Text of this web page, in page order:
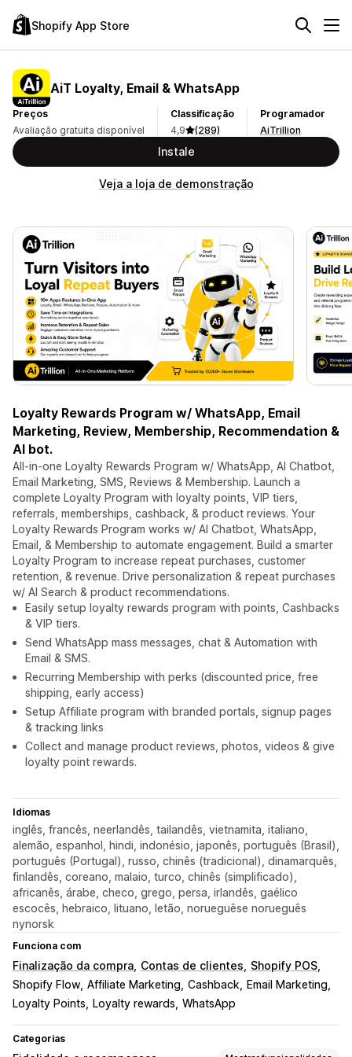
Shopify App Store
AiT Loyalty, Email & WhatsApp
Preços
Avaliação gratuita disponível
Classificação
4,9
(289)
Programador
AiTrillion
Instale
Veja a loja de demonstração
Loyalty Rewards Program w/ WhatsApp, Email
Marketing, Review, Membership, Recommendation &
AI bot.
All-in-one Loyalty Rewards Program w/ WhatsApp, AI Chatbot,
Email Marketing, SMS, Reviews & Membership. Launch a
complete Loyalty Program with loyalty points, VIP tiers,
referrals, memberships, cashback, & product reviews. Your
Loyalty Rewards Program works w/ AI Chatbot, WhatsApp,
Email, & Membership to automate engagement. Build a smarter
Loyalty Program to increase repeat purchases, customer
retention, & revenue. Drive personalization & repeat purchases
w/ AI Search & product recommendations.
Easily setup loyalty rewards program with points, Cashbacks
& VIP tiers.
Send WhatsApp mass messages, chat & Automation with
Email & SMS.
Recurring Membership with perks (discounted price, free
shipping, early access)
Setup Affiliate program with branded portals, signup pages
& tracking links
Collect and manage product reviews, photos, videos & give
loyalty point rewards.
Idiomas
inglês, francês, neerlandês, tailandês, vietnamita, italiano,
alemão, espanhol, hindi, indonésio, japonês, português (Brasil),
português (Portugal), russo, chinês (tradicional), dinamarquês,
finlandês, coreano, malaio, turco, chinês (simplificado),
africanês, árabe, checo, grego, persa, irlandês, gaélico
escocês, hebraico, lituano, letão, norueguêse norueguês
nynorsk
Funciona com
Finalização da compra Contas de clientes
Shopify POS
Shopify Flow Affiliate Marketing Cashback
Email Marketing
Loyalty Points
Loyalty rewards WhatsApp
Categorias